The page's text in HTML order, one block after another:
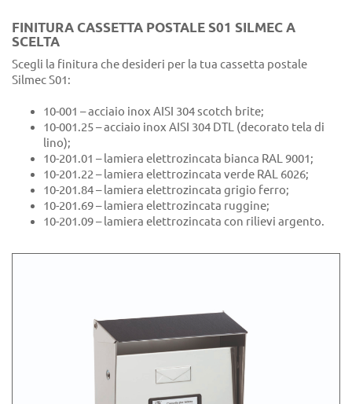
FINITURA CASSETTA POSTALE S01 SILMEC A
SCELTA
Scegli la finitura che desideri per la tua cassetta postale
Silmec S01:
10-001 – acciaio inox AISI 304 scotch brite;
10-001.25 – acciaio inox AISI 304 DTL (decorato tela di
lino);
10-201.01 – lamiera elettrozincata bianca RAL 9001;
10-201.22 – lamiera elettrozincata verde RAL 6026;
10-201.84 – lamiera elettrozincata grigio ferro;
10-201.69 – lamiera elettrozincata ruggine;
10-201.09 – lamiera elettrozincata con rilievi argento.